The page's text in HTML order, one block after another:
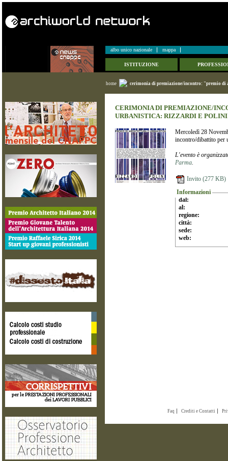
albo unico nazionale mappa
ISTITUZIONE
home cerimonia di premiazione/incontro: "premio
CERIMONIA DI PREMIAZIONE/
URBANISTICA: RIZZARDI E
Mercoledì 28
incontro/dibattito per
L'evento è
Parma.
Invito (277 KB)
Informazioni
dal:
al:
regione:
città:
sede:
web:
Faq Crediti e Contatti